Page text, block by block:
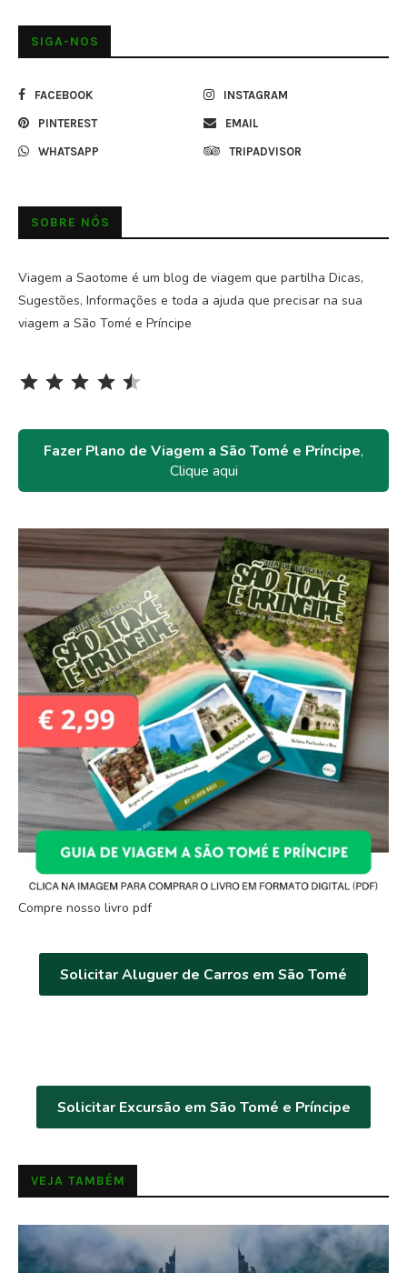
SIGA-NOS
FACEBOOK INSTAGRAM
PINTEREST EMAIL
WHATSAPP TRIPADVISOR
SOBRE NÓS
Viagem a Saotome é um blog de viagem que partilha Dicas,
Sugestões, Informações e toda a ajuda que precisar na sua
viagem a São Tomé e Príncipe
⭐⭐⭐ ⭐⭐
Fazer Plano de Viagem a São Tomé e Príncipe,
Clique aqui
Compre nosso livro pdf
Solicitar Aluguer de Carros em São Tomé
Solicitar Excursão em São Tomé e Príncipe
VEJA TAMBÉM